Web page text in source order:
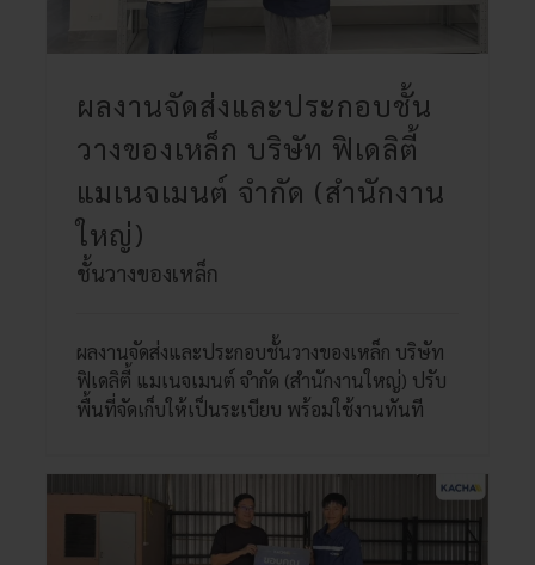
ผลงานจัดส่งและประกอบชั้น
วางของเหล็ก บริษัท ฟิเดลิตี้
แมเนจเมนต์ จำกัด (สำนักงาน
ใหญ่)
ชั้นวางของเหล็ก
ผลงานจัดส่งและประกอบชั้นวางของเหล็ก บริษัท
ฟิเดลิตี้ แมเนจเมนต์ จำกัด (สำนักงานใหญ่) ปรับ
พื้นที่จัดเก็บให้เป็นระเบียบ พร้อมใช้งานทันที